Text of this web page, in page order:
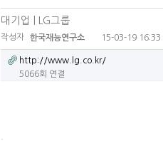
대기업 | LG그룹
작성자 한국재능연구소 15-03-19 16:33
http://www.lg.co.kr/
5066회 연결